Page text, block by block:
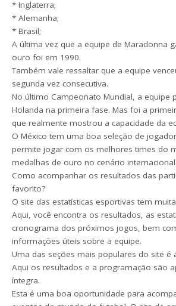
* Inglaterra;
* Alemanha;
* Brasil;
A última vez que a equipe de Maradonna
ouro foi em 1990.
Também vale ressaltar que a equipe
segunda vez consecutiva.
No último Campeonato Mundial, a equipe
Holanda na primeira fase. Mas foi a
que realmente mostrou a capacidade da
O México tem uma boa seleção de
permite jogar com os melhores times do
medalhas de ouro no cenário internacional.
Como acompanhar os resultados das
favorito?
O site das estatísticas esportivas tem
Aqui, você encontra os resultados, as
cronograma dos próximos jogos, bem
informações úteis sobre a equipe.
Uma das seções mais populares do site é
Aqui os resultados e a programação são
íntegra.
Esta é uma boa oportunidade para